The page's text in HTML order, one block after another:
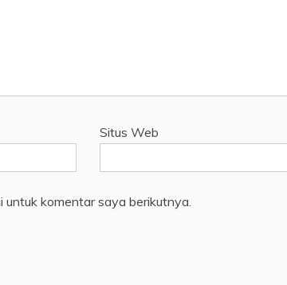
Situs Web
untuk komentar saya berikutnya.